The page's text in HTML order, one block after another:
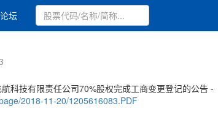
论坛
科技有限责任公司70%股权完成工商变更登记的公告 -
2018-11-20/1205616083.PDF